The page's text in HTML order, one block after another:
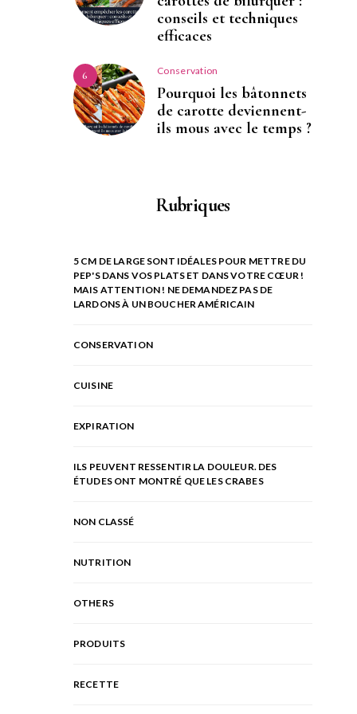
conseils et techniques
efficaces
6 Conservation
Pourquoi les bâtonnets
de carotte deviennent-
ils mous avec le temps ?
Rubriques
5 CM DE LARGE SONT IDÉALES POUR METTRE DU
PEP'S DANS VOS PLATS ET DANS VOTRE CŒUR !
MAIS ATTENTION ! NE DEMANDEZ PAS DE
LARDONS À UN BOUCHER AMÉRICAIN
CONSERVATION
CUISINE
EXPIRATION
ILS PEUVENT RESSENTIR LA DOULEUR. DES
ÉTUDES ONT MONTRÉ QUE LES CRABES
NON CLASSÉ
NUTRITION
OTHERS
PRODUITS
RECETTE